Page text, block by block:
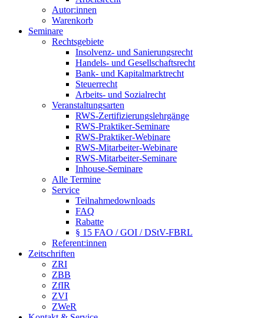
Autor:innen
Warenkorb
Seminare
Rechtsgebiete
Insolvenz- und Sanierungsrecht
Handels- und Gesellschaftsrecht
Bank- und Kapitalmarktrecht
Steuerrecht
Arbeits- und Sozialrecht
Veranstaltungsarten
RWS-Zertifizierungslehrgänge
RWS-Praktiker-Seminare
RWS-Praktiker-Webinare
RWS-Mitarbeiter-Webinare
RWS-Mitarbeiter-Seminare
Inhouse-Seminare
Alle Termine
Service
Teilnahmedownloads
FAQ
Rabatte
§ 15 FAO / GOI / DStV-FBRL
Referent:innen
Zeitschriften
ZRI
ZBB
ZfIR
ZVI
ZWeR